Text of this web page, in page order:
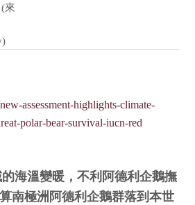
來
assessment-highlights-climate-
polar-bear-survival-iucn-red
海溫變暖，不利阿德利企鵝撫
南極洲阿德利企鵝群落到本世